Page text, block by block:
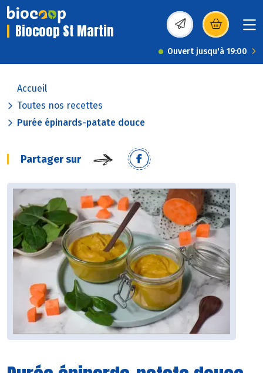
Biocoop St Martin (s’ouvre dans une
Ouvert jusqu'à 19:00
Accueil
Toutes nos recettes
Purée épinards-patate douce
Partager sur